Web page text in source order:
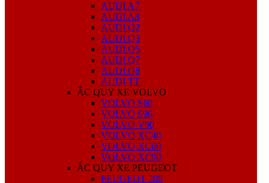
AUDI A7
AUDI A8
AUDI Q2
AUDI Q3
AUDI Q5
AUDI Q7
AUDI Q8
AUDI TT
ẮC QUY XE VOLVO
VOLVO S60
VOLVO S90
VOLVO V90
VOLVO XC40
VOLVO XC60
VOLVO XC90
ẮC QUY XE PEUGEOT
PEUGEOT 208